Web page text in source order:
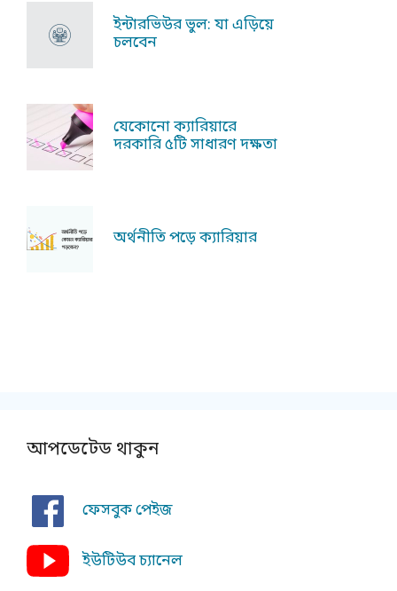
ইন্টারভিউর ভুল: যা এড়িয়ে
চলবেন
যেকোনো ক্যারিয়ারে
দরকারি ৫টি সাধারণ দক্ষতা
অর্থনীতি পড়ে ক্যারিয়ার
আপডেটেড থাকুন
ফেসবুক পেইজ
ইউটিউব চ্যানেল